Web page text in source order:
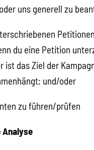
uns generell zu
du eine Petition
ist das Ziel der
und/oder
zu führen/prüfen